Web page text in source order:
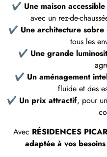
✔ Une maison
avec un rez-de-
✔ Une architecture
tous les
✔ Une grande
✔ Un aménagement
fluide et des
✔ Un prix attractif, pour
Avec RÉSIDENCES
adaptée à vos